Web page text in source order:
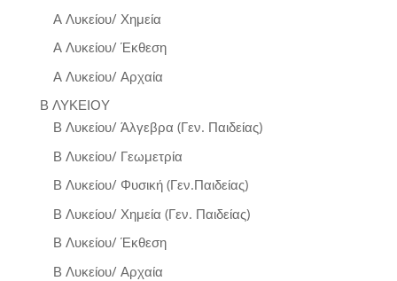
Α Λυκείου/ Χημεία
Α Λυκείου/ Έκθεση
Α Λυκείου/ Αρχαία
Β ΛΥΚΕΙΟΥ
Β Λυκείου/ Άλγεβρα (Γεν. Παιδείας)
Β Λυκείου/ Γεωμετρία
Β Λυκείου/ Φυσική (Γεν.Παιδείας)
Β Λυκείου/ Χημεία (Γεν. Παιδείας)
Β Λυκείου/ Έκθεση
Β Λυκείου/ Αρχαία